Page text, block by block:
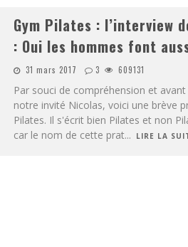
Gym Pilates : l’interview
: Oui les hommes font
31 mars 2017 3 609131
Par souci de compréhension et
notre invité Nicolas, voici une brève
Pilates. Il s'écrit bien Pilates et non
car le nom de cette prat... LIRE LA